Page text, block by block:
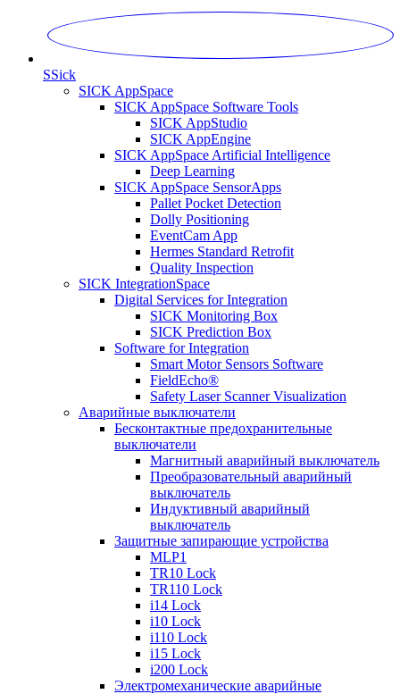
SSick
SICK AppSpace
SICK AppSpace Software Tools
SICK AppStudio
SICK AppEngine
SICK AppSpace Artificial Intelligence
Deep Learning
SICK AppSpace SensorApps
Pallet Pocket Detection
Dolly Positioning
EventCam App
Hermes Standard Retrofit
Quality Inspection
SICK IntegrationSpace
Digital Services for Integration
SICK Monitoring Box
SICK Prediction Box
Software for Integration
Smart Motor Sensors Software
FieldEcho®
Safety Laser Scanner Visualization
Аварийные выключатели
Бесконтактные предохранительные
выключатели
Магнитный аварийный выключатель
Преобразовательный аварийный
выключатель
Индуктивный аварийный
выключатель
Защитные запирающие устройства
MLP1
TR10 Lock
TR110 Lock
i14 Lock
i10 Lock
i110 Lock
i15 Lock
i200 Lock
Электромеханические аварийные